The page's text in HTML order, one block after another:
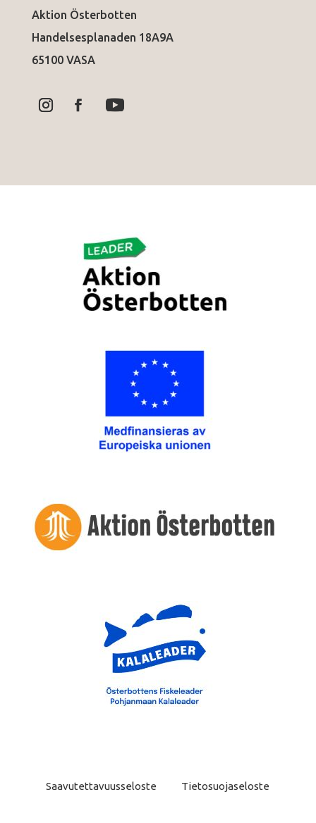
Aktion Österbotten
Handelsesplanaden 18A9A
65100 VASA
Saavutettavuusseloste Tietosuojaseloste